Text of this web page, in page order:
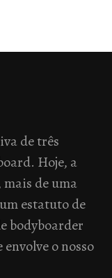
de três
Hoje, a
de uma
estatuto de
bodyboarder
o nosso